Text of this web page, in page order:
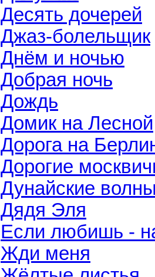
Десять дочерей
Джаз-болельщик
Днём и ночью
Добрая ночь
Дождь
Домик на Лесной
Дорога на
Дорогие
Дунайские
Дядя Эля
Если любишь -
Жди меня